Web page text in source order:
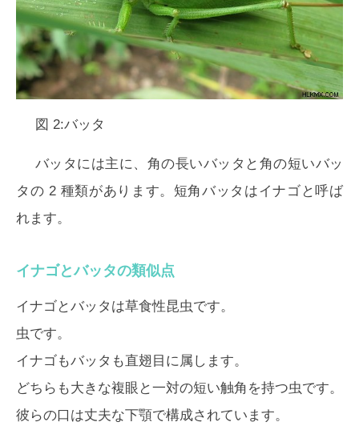
図 2:バッタ
バッタには主に、角の長いバッタと角の短いバッ
タの 2 種類があります。短角バッタはイナゴと呼ば
れます。
イナゴとバッタの類似点
イナゴとバッタは草食性昆虫です。
虫です。
イナゴもバッタも直翅目 に属します。
どちらも大きな複眼と一対の短い触角を持つ虫です。
彼らの口は丈夫な下顎で構成されています。